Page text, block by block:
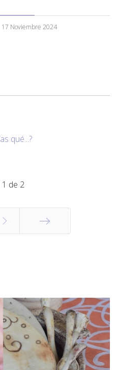
17 Noviembre 2024
qué...?
1 de 2